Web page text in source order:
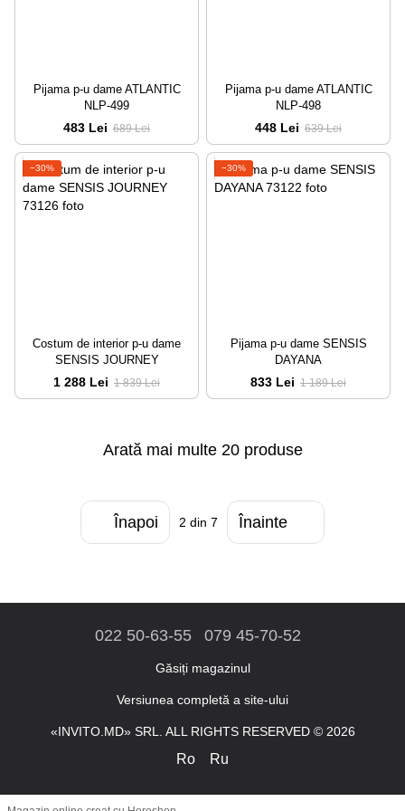
Pijama p-u dame ATLANTIC
NLP-499
483 Lei 689 Lei
Pijama p-u dame ATLANTIC
NLP-498
448 Lei 639 Lei
−30%
Costum de interior p-u dame
SENSIS JOURNEY
1 288 Lei 1 839 Lei
−30%
Pijama p-u dame SENSIS
DAYANA
833 Lei 1 189 Lei
Arată mai multe 20 produse
Înapoi 2 din 7 Înainte
022 50-63-55 079 45-70-52
Găsiți magazinul
Versiunea completă a site-ului
«INVITO.MD» SRL. ALL RIGHTS RESERVED © 2026
Ro Ru